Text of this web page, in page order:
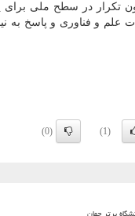
تكرار در سطح ملی
علم و فناوری و پاسخ به
(1)
(0)